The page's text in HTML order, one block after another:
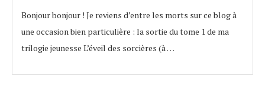
Bonjour bonjour ! Je reviens d’entre les morts sur ce blog à
une occasion bien particulière : la sortie du tome 1 de ma
trilogie jeunesse L’éveil des sorcières (à …